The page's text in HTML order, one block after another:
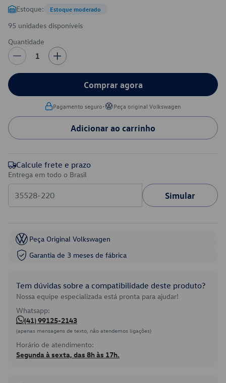
Estoque: Estoque moderado
95 unidades disponíveis
Quantidade
1
Comprar agora
Pagamento seguro• Peça original Volkswagen
Adicionar ao carrinho
Calcule frete e prazo
Entrega em todo o Brasil
Simular
Peça Original Volkswagen
Garantia de 3 meses de fábrica
Tem dúvidas sobre a compatibilidade deste produto?
Nossa equipe especializada está pronta para ajudar!
Whatsapp:
(41) 99125-2143
(apenas mensagens de texto, não atendemos ligações)
Horário de atendimento:
Segunda à sexta, das 8h às 17h.